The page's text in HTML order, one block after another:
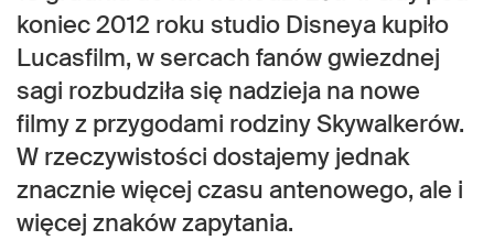
koniec 2012 roku studio Disneya kupiło
Lucasfilm, w sercach fanów gwiezdnej
sagi rozbudziła się nadzieja na nowe
filmy z przygodami rodziny Skywalkerów.
W rzeczywistości dostajemy jednak
znacznie więcej czasu antenowego, ale i
więcej znaków zapytania.